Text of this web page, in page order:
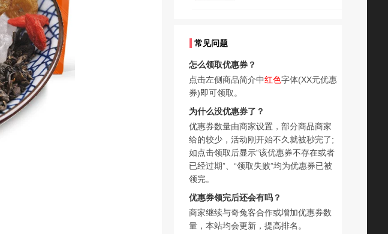
常见问题
怎么领取优惠券？
点击左侧商品简介中红色字体(XX元优惠
券)即可领取。
为什么没优惠券了？
优惠券数量由商家设置，部分商品商家
给的较少，活动刚开始不久就被秒完了;
如点击领取后显示“该优惠券不存在或者
已经过期”、“领取失败”均为优惠券已被
领完。
优惠券领完后还会有吗？
商家继续与奇兔客合作或增加优惠券数
量，本站均会更新，提高排名。